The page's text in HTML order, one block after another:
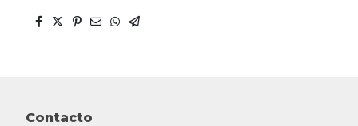
Contacto